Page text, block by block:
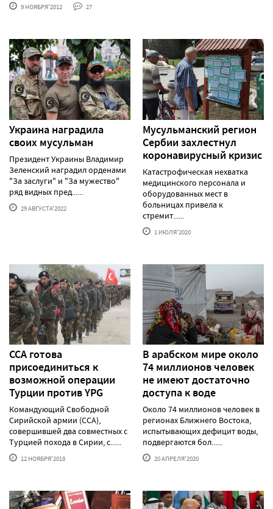
9 НОЯБРЯ'2012 27
Украина наградила
своих мусульман
Президент Украины Владимир
Зеленский наградил орденами
"За заслуги" и "За мужество"
ряд видных пред......
29 АВГУСТА'2022
Мусульманский регион
Сербии захлестнул
коронавирусный кризис
Катастрофическая нехватка
медицинского персонала и
оборудованных мест в
больницах привела к
стремит......
1 ИЮЛЯ'2020
ССА готова
присоединиться к
возможной операции
Турции против YPG
Командующий Cвободной
Cирийской армии (ССА),
совершившей два совместных с
Турцией похода в Сирии, с......
12 НОЯБРЯ'2018
В арабском мире около
74 миллионов человек
не имеют достаточно
доступа к воде
Около 74 миллионов человек в
регионах Ближнего Востока,
испытывающих дефицит воды,
подвергаются бол......
20 АПРЕЛЯ'2020